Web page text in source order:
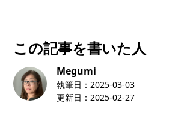
この記事を書いた人
Megumi
執筆日： 2025-03-03
更新日： 2025-02-27